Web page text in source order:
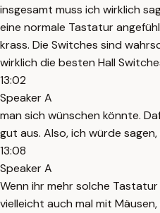
insgesamt muss ich wirklich
eine normale Tastatur
krass. Die Switches sind
wirklich die besten Hall
13:02
Speaker A
man sich wünschen könnte.
gut aus. Also, ich würde
13:08
Speaker A
Wenn ihr mehr solche
vielleicht auch mal mit